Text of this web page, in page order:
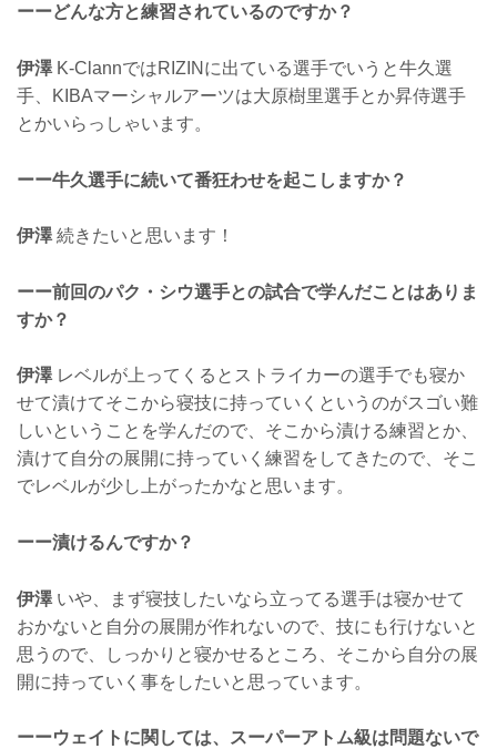
ーーどんな方と練習されているのですか？
伊澤K-ClannではRIZINに出ている選手でいうと牛久選
手、KIBAマーシャルアーツは大原樹里選手とか昇侍選手
とかいらっしゃいます。
ーー牛久選手に続いて番狂わせを起こしますか？
伊澤続きたいと思います！
ーー前回のパク・シウ選手との試合で学んだことはありま
すか？
伊澤レベルが上ってくるとストライカーの選手でも寝か
せて漬けてそこから寝技に持っていくというのがスゴい難
しいということを学んだので、そこから漬ける練習とか、
漬けて自分の展開に持っていく練習をしてきたので、そこ
でレベルが少し上がったかなと思います。
ーー漬けるんですか？
伊澤いや、まず寝技したいなら立ってる選手は寝かせて
おかないと自分の展開が作れないので、技にも行けないと
思うので、しっかりと寝かせるところ、そこから自分の展
開に持っていく事をしたいと思っています。
ーーウェイトに関しては、スーパーアトム級は問題ないで